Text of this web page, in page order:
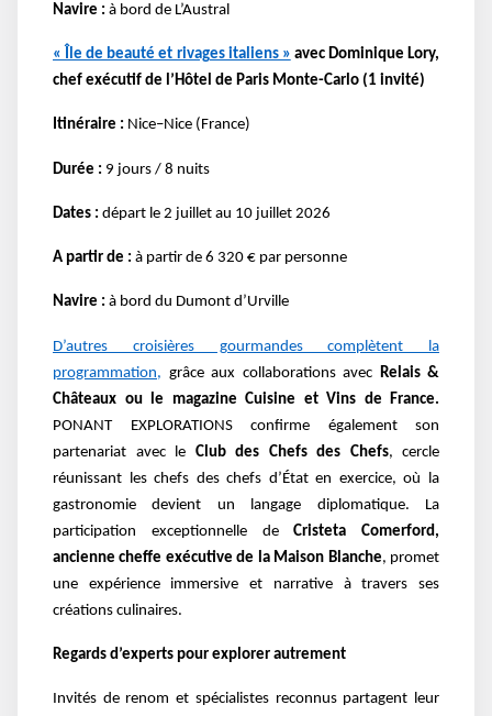
Navire : à bord de L’Austral
« Île de beauté et rivages italiens » avec Dominique Lory,
chef exécutif de l’Hôtel de Paris Monte-Carlo (1 invité)
Itinéraire : Nice–Nice (France)
Durée : 9 jours / 8 nuits
Dates : départ le 2 juillet au 10 juillet 2026
A partir de : à partir de 6 320 € par personne
Navire : à bord du Dumont d’Urville
D’autres croisières gourmandes complètent la
programmation, grâce aux collaborations avec Relais &
Châteaux ou le magazine Cuisine et Vins de France.
PONANT EXPLORATIONS confirme également son
partenariat avec le Club des Chefs des Chefs, cercle
réunissant les chefs des chefs d’État en exercice, où la
gastronomie devient un langage diplomatique. La
participation exceptionnelle deCristeta Comerford,
ancienne cheffe exécutive de la Maison Blanche, promet
une expérience immersive et narrative à travers ses
créations culinaires.
Regards d’experts pour explorer autrement
Invités de renom et spécialistes reconnus partagent leur